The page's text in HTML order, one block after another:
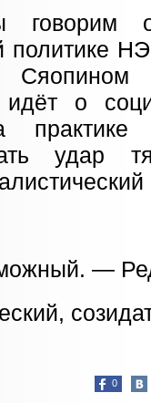
политике
о
удар
—
0